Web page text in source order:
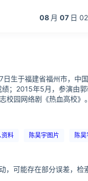
08 月 07 日
生于福建省福州市，中
；2015年5月，参演由
校园网络剧《热血高校》。
资料 陈昊宇图片 陈
可能存在部分误差，检